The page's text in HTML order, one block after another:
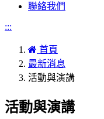
聯絡我們
:::
首頁
最新消息
活動與演講
活動與演講